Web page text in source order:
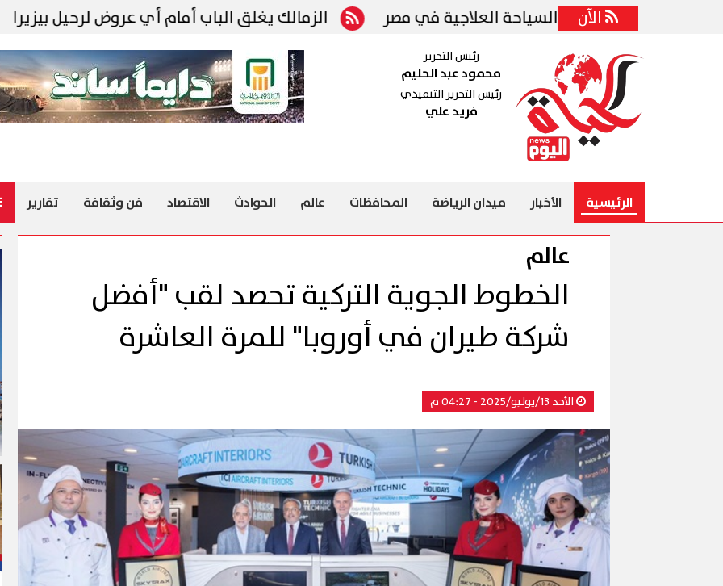
الآن رئيس الزمالك يغلق الباب أمام أي عروض لرحيل بيزيرا
رئيس التحرير
محمود عبد الحليم
رئيس التحرير التنفيذي
فريد علي
الرئيسية الأخبار ميدان الرياضة المحافظات عالم الحوادث الاقتصاد فن وثقافة تقارير
عالم
الخطوط الجوية التركية تحصد لقب "أفضل
شركة طيران في أوروبا" للمرة العاشرة
الأحد 13/يوليو/2025 - 04:27 م